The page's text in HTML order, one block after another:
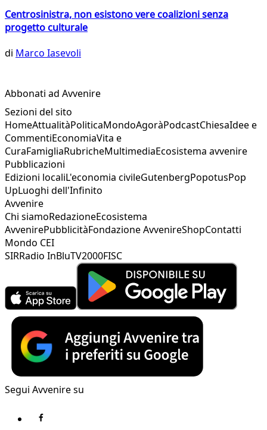
Centrosinistra, non esistono vere coalizioni senza
progetto culturale
di Marco Iasevoli
Abbonati ad Avvenire
Sezioni del sito
HomeAttualitàPoliticaMondoAgoràPodcastChiesaIdee e
CommentiEconomiaVita e
CuraFamigliaRubricheMultimediaEcosistema avvenire
Pubblicazioni
Edizioni localiL'economia civileGutenbergPopotusPop
UpLuoghi dell'Infinito
Avvenire
Chi siamoRedazioneEcosistema
AvvenirePubblicitàFondazione AvvenireShopContatti
Mondo CEI
SIRRadio InBluTV2000FISC
Segui Avvenire su